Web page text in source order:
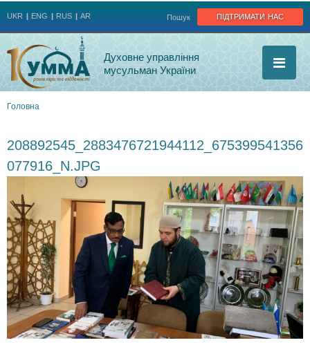
підтримати нас
Пошук
UKR ENG RUS AR
Духовне управління
мусульман України
Головна
208892545_2883476721944112_675399541356
077916_N.JPG